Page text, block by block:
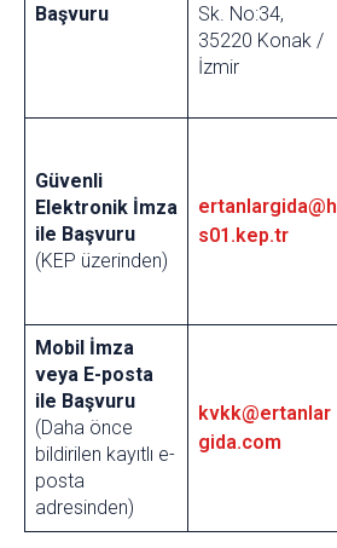
Başvuru
Sk. No:34,
35220 Konak /
İzmir
Güvenli
Elektronik İmza
ile Başvuru
(KEP üzerinden)
ertanlargida@h
s01.kep.tr
Mobil İmza
veya E-posta
ile Başvuru
(Daha önce
bildirilen kayıtlı e-
posta
adresinden)
kvkk@ertanlar
gida.com